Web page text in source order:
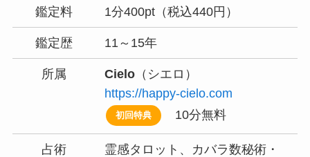
鑑定料 1分400pt（税込440円）
鑑定歴 11～15年
所属 Cielo （シエロ）
https://happy-cielo.com
初回特典 10分無料
占術
霊感タロット、カバラ数秘術・